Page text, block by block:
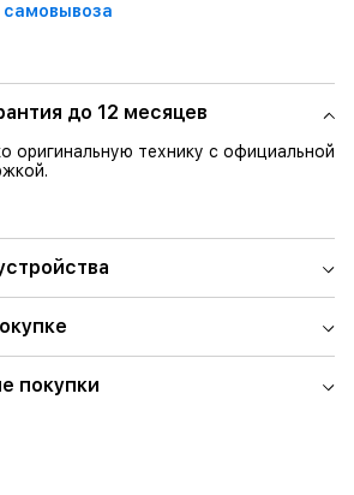
до 12 месяцев
оригинальную технику с официальной
покупки